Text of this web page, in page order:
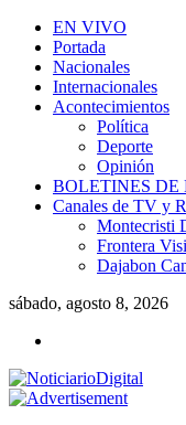
EN VIVO
Portada
Nacionales
Internacionales
Acontecimientos
Política
Deporte
Opinión
BOLETINES DE
Canales de TV y
Montecristi
Frontera
Dajabon
sábado, agosto 8, 2026